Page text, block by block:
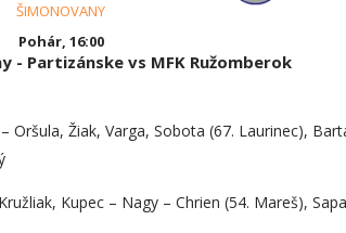
ŠIMONOVANY
Pohár, 16:00
- Partizánske vs MFK Ružomberok
Oršula, Žiak, Varga, Sobota (67. Laurinec),
Kupec – Nagy – Chrien (54. Mareš),